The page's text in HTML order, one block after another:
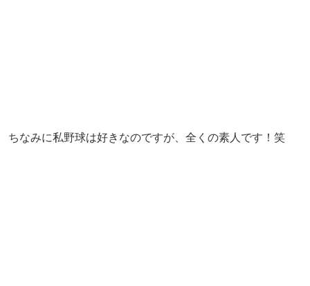
ちなみに私野球は好きなのですが、全くの素人です！笑